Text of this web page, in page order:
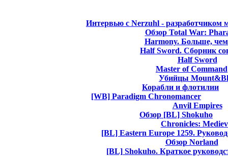
Интервью с Nerzuhl - разработчиком
Обзор Total War:
Harmony. Больше,
Half Sword. Сборник
Half Sword
Master of Command
Убийцы
Корабли и флотилии
[WB] Paradigm Chronomancer
Anvil Empires
Обзор [BL] Shokuho
Chronicles:
[BL] Eastern Europe 1259.
Обзор Norland
[BL] Shokuho. Краткое